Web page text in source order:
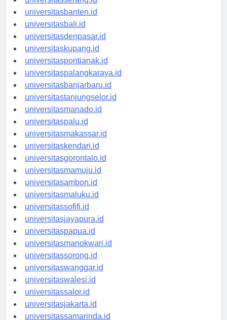
universitasserang.id
universitasbanten.id
universitasbali.id
universitasdenpasar.id
universitaskupang.id
universitaspontianak.id
universitaspalangkaraya.id
universitasbanjarbaru.id
universitastanjungselor.id
universitasmanado.id
universitaspalu.id
universitasmakassar.id
universitaskendari.id
universitasgorontalo.id
universitasmamuju.id
universitasambon.id
universitasmaluku.id
universitassofifi.id
universitasjayapura.id
universitaspapua.id
universitasmanokwari.id
universitassorong.id
universitaswanggar.id
universitaswalesi.id
universitassalor.id
universitasjakarta.id